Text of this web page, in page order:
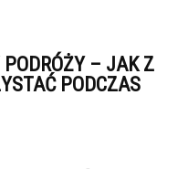
PODRÓŻY – JAK Z
PODCZAS